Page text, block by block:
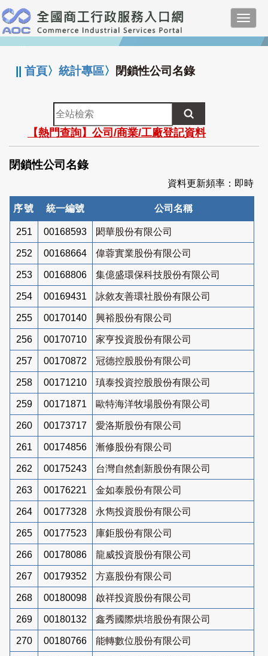
跳
到
主
要
:::
||首頁〉統計專區〉 閉鎖性公司名錄
全
站
檢
索
【熱門查詢】公司/商業/工廠登記資料
閉鎖性公司名錄
資料更新頻率：即時
序號 統一編號 公司名稱
251 00168593 閎華股份有限公司
252 00168664 偉蓉實業股份有限公司
253 00168806 集億盛環保科技股份有限公司
254 00169431 詠敘友善環社股份有限公司
255 00170140 興裕股份有限公司
256 00170710 家亨投資股份有限公司
257 00170872 冠德控股股份有限公司
258 00171210 瑱泰投資控股股份有限公司
259 00171871 歐特海洋牧場股份有限公司
260 00173717 愛洛斯股份有限公司
261 00174856 漸修股份有限公司
262 00175243 台灣自然創新股份有限公司
263 00176221 金如泰股份有限公司
264 00177328 永雋投資股份有限公司
265 00177523 庫鉅股份有限公司
266 00178086 龍威投資股份有限公司
267 00179352 方嘉股份有限公司
268 00180098 啟祥投資股份有限公司
269 00180132 鑫秀國際烘培股份有限公司
270 00180766 能轉數位股份有限公司